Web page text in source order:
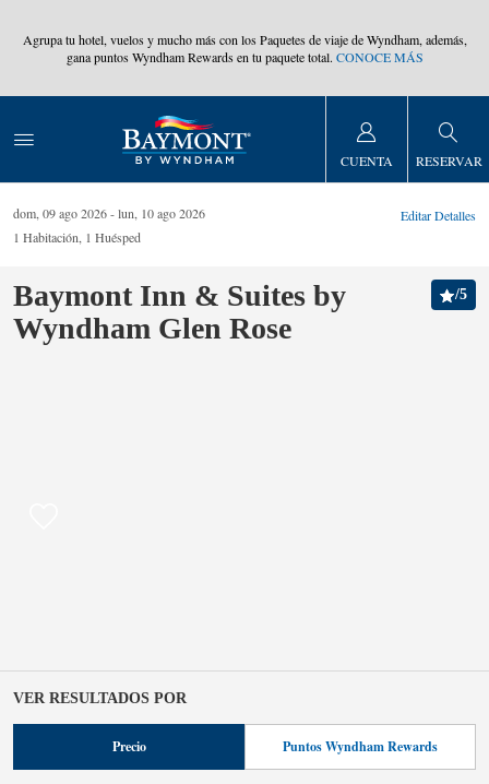
Agrupa tu hotel, vuelos y mucho más con los Paquetes de viaje de Wyndham, además,
gana puntos Wyndham Rewards en tu paquete total. CONOCE MÁS
CUENTA RESERVAR
dom, 09 ago 2026
lun, 10 ago 2026
1 Habitación 1 Huésped
Editar Detalles
Baymont Inn & Suites by
Wyndham Glen Rose
/5
VER RESULTADOS POR
Precio Puntos Wyndham Rewards